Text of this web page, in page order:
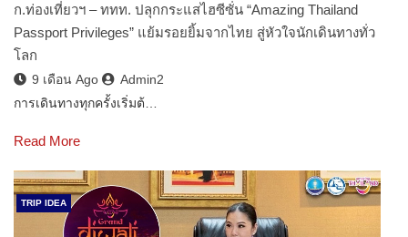
ก.ท่องเที่ยวฯ – ททท. ปลุกกระแสไฮซีซั่น “Amazing Thailand
Passport Privileges” แย้มรอยยิ้มจากไทย สู่หัวใจนักเดินทางทั่ว
โลก
9 เดือน Ago
Admin2
การเดินทางทุกครั้งเริ่มต้…
Read More
TRIP IDEA